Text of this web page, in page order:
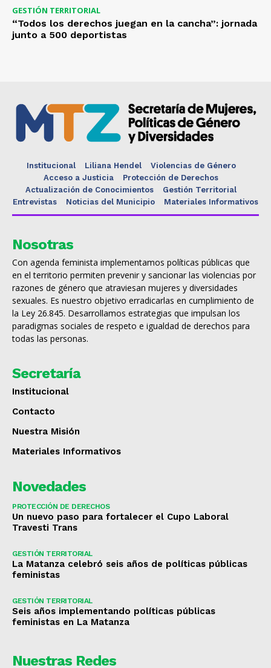
GESTIÓN TERRITORIAL
“Todos los derechos juegan en la cancha”: jornada
junto a 500 deportistas
Institucional Liliana Hendel
Violencias de Género
Acceso a Justicia
Protección de Derechos
Actualización de Conocimientos
Gestión Territorial
Entrevistas
Noticias del Municipio Materiales Informativos
Nosotras
Con agenda feminista implementamos políticas públicas que
en el territorio permiten prevenir y sancionar las violencias por
razones de género que atraviesan mujeres y diversidades
sexuales. Es nuestro objetivo erradicarlas en cumplimiento de
la Ley 26.845. Desarrollamos estrategias que impulsan los
paradigmas sociales de respeto e igualdad de derechos para
todas las personas.
Secretaría
Institucional
Contacto
Nuestra Misión
Materiales Informativos
Novedades
PROTECCIÓN DE DERECHOS
Un nuevo paso para fortalecer el Cupo Laboral
Travesti Trans
GESTIÓN TERRITORIAL
La Matanza celebró seis años de políticas públicas
feministas
GESTIÓN TERRITORIAL
Seis años implementando políticas públicas
feministas en La Matanza
Nuestras Redes